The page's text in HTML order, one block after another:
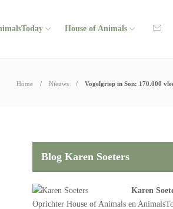
House of Animals
Home Nieuws Vogelgriep in Son: 170.000
Blog Karen Soeters
Karen
OprichterHouse of Animals en